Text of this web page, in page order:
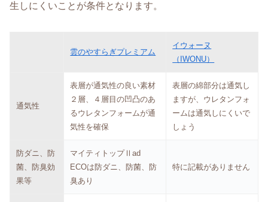
生しにくいことが条件となります。
雲のやすらぎプレミアム
イウォーヌ
（IWONU）
通気性
表層が通気性の良い素材
２層、４層目の凹凸のあ
るウレタンフォームが通
気性を確保
表層の綿部分は通気し
ますが、ウレタンフォ
ームは通気しにくいで
しょう
防ダニ、防
菌、防臭効
果等
マイティトップⅡad
ECOは防ダニ、防菌、防
臭あり
特に記載がありません